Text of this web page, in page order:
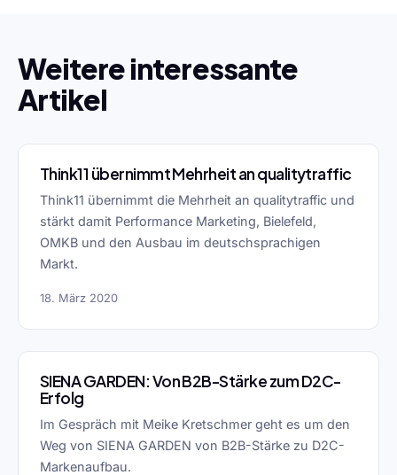
Weitere interessante
Artikel
Think11 übernimmt Mehrheit an qualitytraffic
Think11 übernimmt die Mehrheit an qualitytraffic und
stärkt damit Performance Marketing, Bielefeld,
OMKB und den Ausbau im deutschsprachigen
Markt.
18. März 2020
SIENA GARDEN: Von B2B-Stärke zum D2C-
Erfolg
Im Gespräch mit Meike Kretschmer geht es um den
Weg von SIENA GARDEN von B2B-Stärke zu D2C-
Markenaufbau.